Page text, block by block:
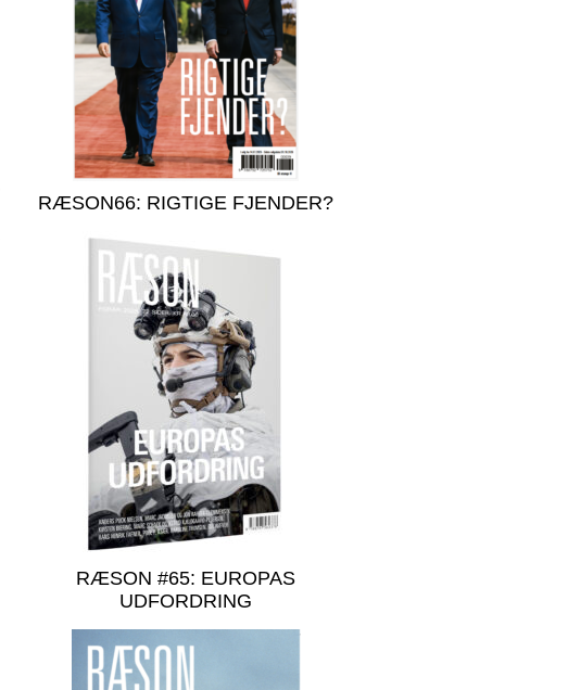
RÆSON66: RIGTIGE FJENDER?
RÆSON #65: EUROPAS
UDFORDRING